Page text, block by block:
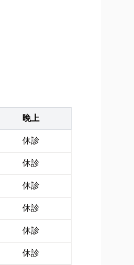
晚上
休診
休診
休診
休診
休診
休診